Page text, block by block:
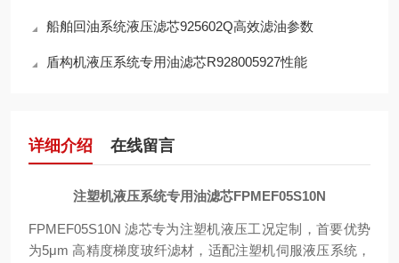
船舶回油系统液压滤芯925602Q高效滤油参数
盾构机液压系统专用油滤芯R928005927性能
详细介绍 在线留言
注塑机液压系统专用油滤芯FPMEF05S10N
FPMEF05S10N 滤芯专为注塑机液压工况定制，首要优势
为5μm 高精度梯度玻纤滤材，适配注塑机伺服液压系统，